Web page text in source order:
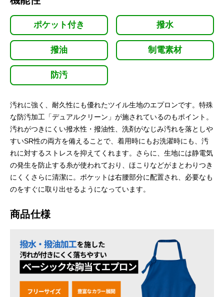
ポケット付き 撥水
撥油 制電素材
防汚
汚れに強く、耐久性にも優れたツイル生地のエプロンです。特殊
な防汚加工「デュアルクリーン」が施されているのもポイント。
汚れがつきにくい撥水性・撥油性、洗剤がなじみ汚れを落としや
すいSR性の両方を備えることで、着用時にもお洗濯時にも、汚
れに対するストレスを抑えてくれます。さらに、生地には静電気
の発生を防止する糸が使われており、ほこりなどがまとわりつき
にくくさらに清潔に。ポケットは右腰部分に配置され、必要なも
のをすぐに取り出せるようになっています。
商品仕様